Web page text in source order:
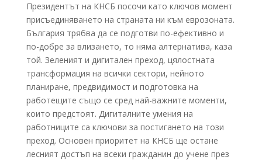
Президентът на КНСБ посочи като ключов момент
присъединяването на страната ни към еврозоната.
България трябва да се подготви по-ефективно и
по-добре за влизането, то няма алтернатива, каза
той. Зеленият и дигитален преход, цялостната
трансформация на всички сектори, нейното
планиране, предвидимост и подготовка на
работещите също се сред най-важните моменти,
които предстоят. Дигиталните умения на
работниците са ключови за постигането на този
преход. Основен приоритет на КНСБ ще остане
лесният достъп на всеки гражданин до учене през